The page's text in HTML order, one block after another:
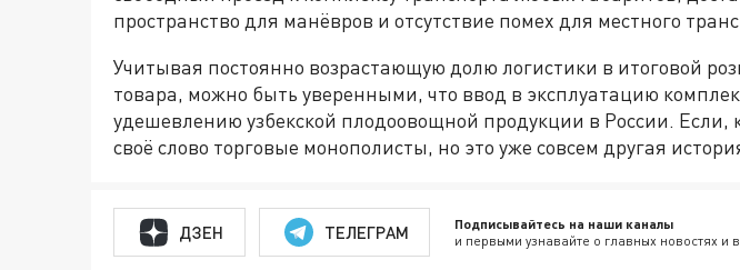
пространство для манёвров и отсутствие помех для местного
Учитывая постоянно возрастающую долю логистики в итоговой
товара, можно быть уверенными, что ввод в эксплуатацию
удешевлению узбекской плодоовощной продукции в России. Если,
своё слово торговые монополисты, но это уже совсем другая
ДЗЕН ТЕЛЕГРАМ Подписывайтесь на наши каналы
и первыми узнавайте о главных новостях и